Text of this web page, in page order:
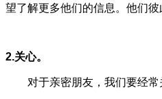
望了解更多他们的信息。他们彼
2.关心。
对于亲密朋友，我们要经常关